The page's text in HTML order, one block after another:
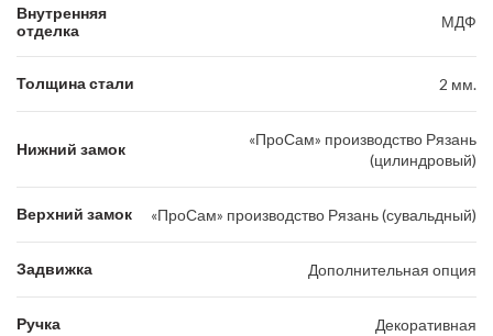
Внутренняя
отделка
МДФ
Толщина стали 2 мм.
Нижний замок
«ПроСам» производство Рязань
(цилиндровый)
Верхний замок «ПроСам» производство Рязань (сувальдный)
Задвижка Дополнительная опция
Ручка Декоративная